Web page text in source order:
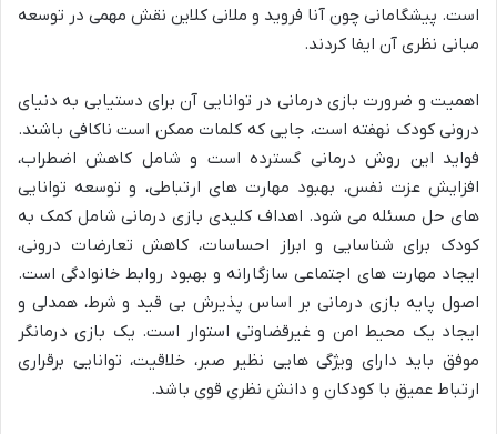
است. پیشگامانی چون آنا فروید و ملانی کلاین نقش مهمی در توسعه
مبانی نظری آن ایفا کردند.
اهمیت و ضرورت بازی درمانی در توانایی آن برای دستیابی به دنیای
درونی کودک نهفته است، جایی که کلمات ممکن است ناکافی باشند.
فواید این روش درمانی گسترده است و شامل کاهش اضطراب،
افزایش عزت نفس، بهبود مهارت های ارتباطی، و توسعه توانایی
های حل مسئله می شود. اهداف کلیدی بازی درمانی شامل کمک به
کودک برای شناسایی و ابراز احساسات، کاهش تعارضات درونی،
ایجاد مهارت های اجتماعی سازگارانه و بهبود روابط خانوادگی است.
اصول پایه بازی درمانی بر اساس پذیرش بی قید و شرط، همدلی و
ایجاد یک محیط امن و غیرقضاوتی استوار است. یک بازی درمانگر
موفق باید دارای ویژگی هایی نظیر صبر، خلاقیت، توانایی برقراری
ارتباط عمیق با کودکان و دانش نظری قوی باشد.